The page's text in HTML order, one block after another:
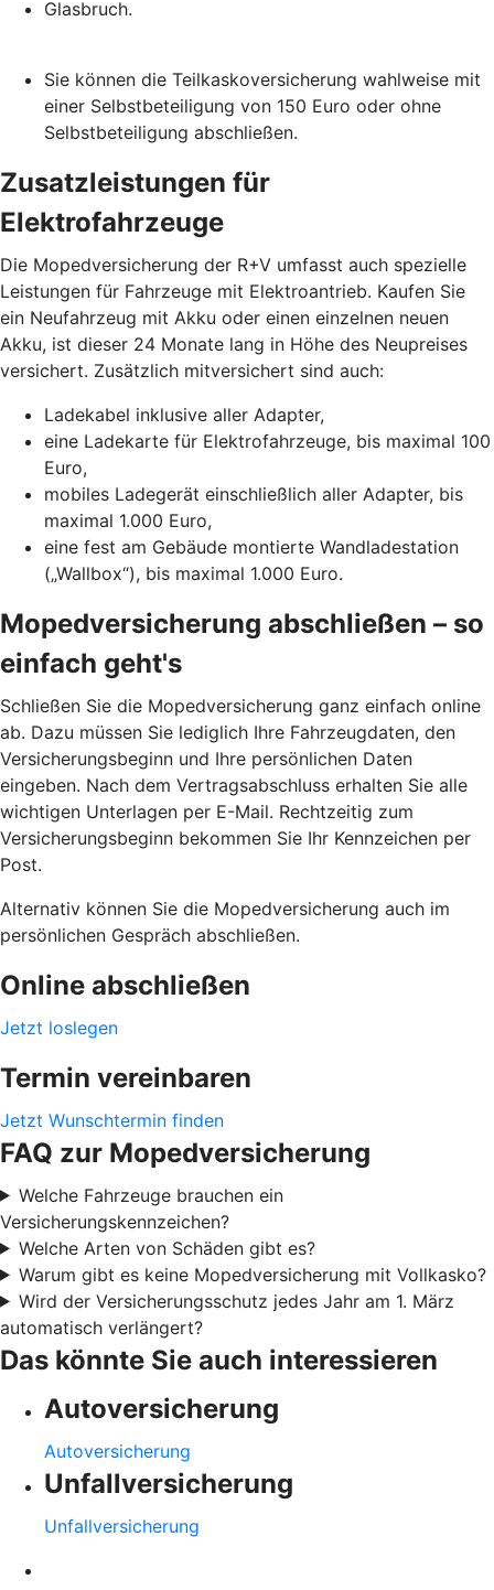
Glasbruch.
Sie können die Teilkaskoversicherung wahlweise mit
einer Selbstbeteiligung von 150 Euro oder ohne
Selbstbeteiligung abschließen.
Zusatzleistungen für
Elektrofahrzeuge
Die Mopedversicherung der R+V umfasst auch spezielle
Leistungen für Fahrzeuge mit Elektroantrieb. Kaufen Sie
ein Neufahrzeug mit Akku oder einen einzelnen neuen
Akku, ist dieser 24 Monate lang in Höhe des Neupreises
versichert. Zusätzlich mitversichert sind auch:
Ladekabel inklusive aller Adapter,
eine Ladekarte für Elektrofahrzeuge, bis maximal 100
Euro,
mobiles Ladegerät einschließlich aller Adapter, bis
maximal 1.000 Euro,
eine fest am Gebäude montierte Wandladestation
(„Wallbox“), bis maximal 1.000 Euro.
Mopedversicherung abschließen – so
einfach geht's
Schließen Sie die Mopedversicherung ganz einfach online
ab. Dazu müssen Sie lediglich Ihre Fahrzeugdaten, den
Versicherungsbeginn und Ihre persönlichen Daten
eingeben. Nach dem Vertragsabschluss erhalten Sie alle
wichtigen Unterlagen per E-Mail. Rechtzeitig zum
Versicherungsbeginn bekommen Sie Ihr Kennzeichen per
Post.
Alternativ können Sie die Mopedversicherung auch im
persönlichen Gespräch abschließen.
Online abschließen
Jetzt loslegen
Termin vereinbaren
Jetzt Wunschtermin finden
FAQ zur Mopedversicherung
Welche Fahrzeuge brauchen ein
Versicherungskennzeichen?
Welche Arten von Schäden gibt es?
Warum gibt es keine Mopedversicherung mit Vollkasko?
Wird der Versicherungsschutz jedes Jahr am 1. März
automatisch verlängert?
Das könnte Sie auch interessieren
Autoversicherung
Autoversicherung
Unfallversicherung
Unfallversicherung